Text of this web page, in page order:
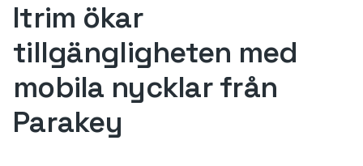
Itrim ökar
tillgängligheten med
mobila nycklar från
Parakey